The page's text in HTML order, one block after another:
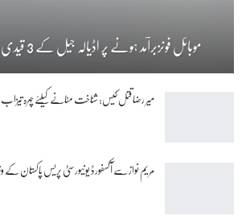
موبائل فونزبرآمد ہونے پر اڈیالہ جیل کے 3 قیدی اٹک جیل منتقل
میر رضا قتل کیس: شناخت مٹانے کیلئے چہرہ
مریم نواز سے آکسفورڈ یونیورسٹی پریس پاکستان کے